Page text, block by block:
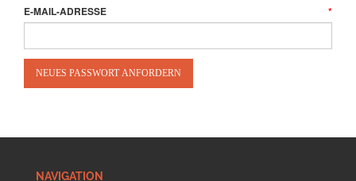
E-MAIL-ADRESSE *
NEUES PASSWORT ANFORDERN
NAVIGATION